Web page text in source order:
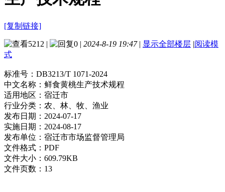
[复制链接]
5212 | 0 | 2024-8-19 19:47 | 显示全部楼层 |阅读模
式
标准号： DB3213/T 1071-2024
中文名称： 鲜食黄桃生产技术规程
适用地区： 宿迁市
行业分类： 农、林、牧、渔业
发布日期： 2024-07-17
实施日期： 2024-08-17
发布单位： 宿迁市市场监督管理局
文件格式： PDF
文件大小： 609.79KB
文件页数： 13